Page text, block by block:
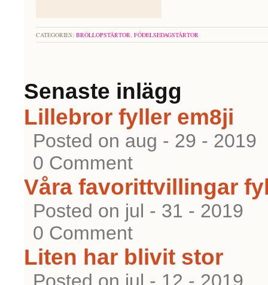
CATEGORIES: BRÖLLOPSTÅRTOR, FÖDELSEDAGSTÅRTOR
Senaste inlägg
Lillebror fyller em8ji
Posted on aug - 29 - 2019
0 Comment
Våra favorittvillingar
Posted on jul - 31 - 2019
0 Comment
Liten har blivit stor